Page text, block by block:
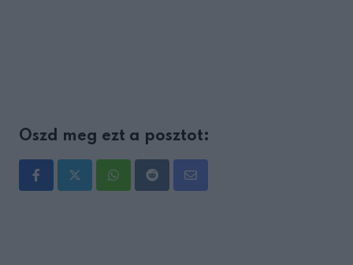
Oszd meg ezt a posztot:
WhatsappRedditShare